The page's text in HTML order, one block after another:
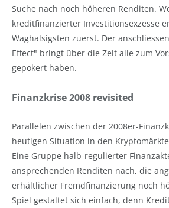
Suche nach noch höheren Renditen.
kreditfinanzierter Investitionsexzesse
Waghalsigsten zuerst. Der
Effect" bringt über die Zeit alle zum
gepokert haben.
Finanzkrise 2008 revisited
Parallelen zwischen der 2008er-
heutigen Situation in den
Eine Gruppe halb-regulierter
ansprechenden Renditen nach, die
erhältlicher Fremdfinanzierung noch
Spiel gestaltet sich einfach, denn